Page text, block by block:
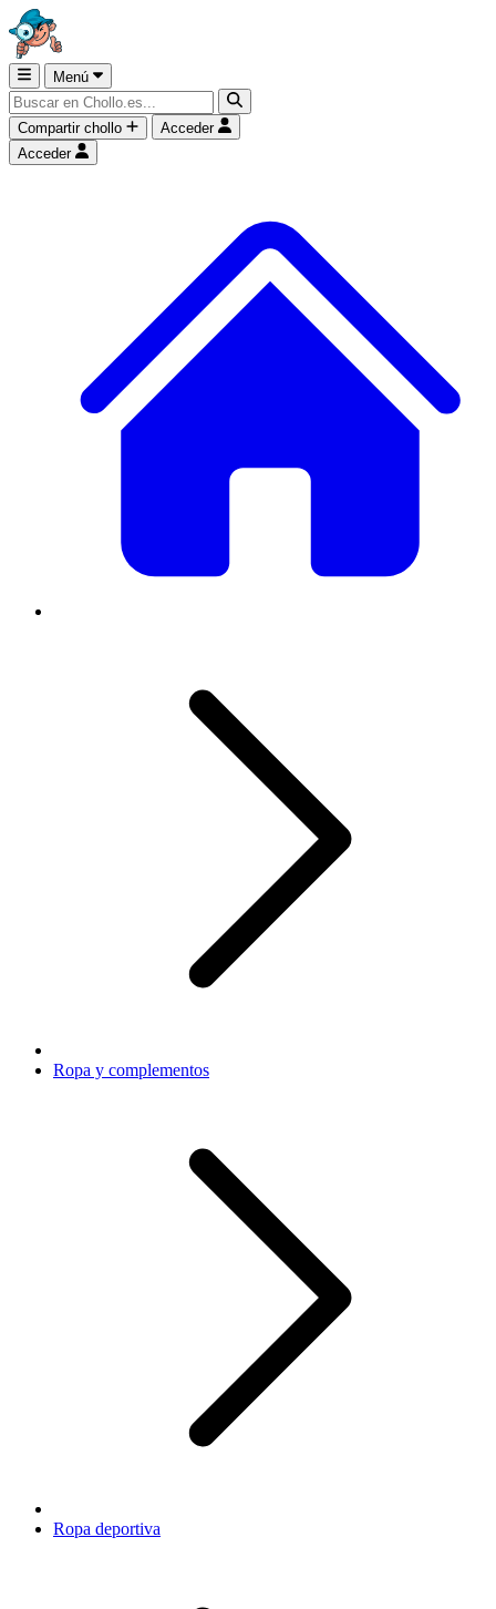
Menú
Compartir chollo
Acceder
Acceder
Ropa y complementos
Ropa deportiva